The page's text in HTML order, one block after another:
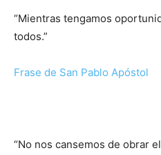
“Mientras tengamos
todos.”
Frase de San Pablo Apóstol
“No nos cansemos de obrar